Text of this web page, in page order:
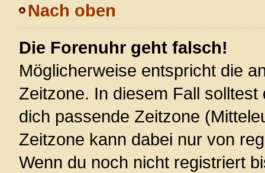
Nach oben
Die Forenuhr geht falsch!
Möglicherweise entspricht die
Zeitzone. In diesem Fall solltest
dich passende Zeitzone
Zeitzone kann dabei nur von
Wenn du noch nicht registriert